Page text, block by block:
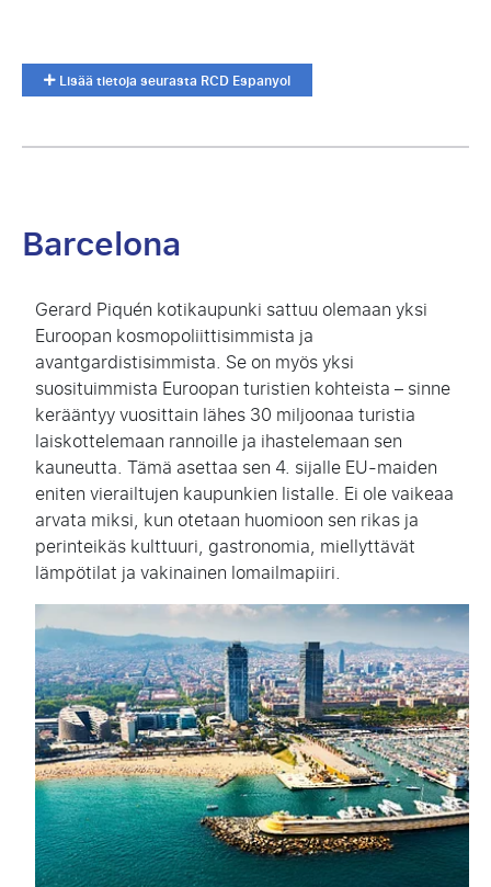
Lisää tietoja seurasta RCD Espanyol
Barcelona
Gerard Piquén kotikaupunki sattuu olemaan yksi
Euroopan kosmopoliittisimmista ja
avantgardistisimmista. Se on myös yksi
suosituimmista Euroopan turistien kohteista – sinne
kerääntyy vuosittain lähes 30 miljoonaa turistia
laiskottelemaan rannoille ja ihastelemaan sen
kauneutta. Tämä asettaa sen 4. sijalle EU-maiden
eniten vierailtujen kaupunkien listalle. Ei ole vaikeaa
arvata miksi, kun otetaan huomioon sen rikas ja
perinteikäs kulttuuri, gastronomia, miellyttävät
lämpötilat ja vakinainen lomailmapiiri.